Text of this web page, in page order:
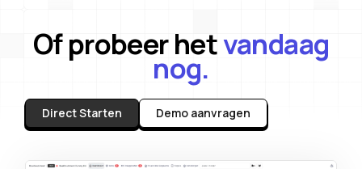
Of probeer hetvandaag
nog.
Direct Starten Demo aanvragen